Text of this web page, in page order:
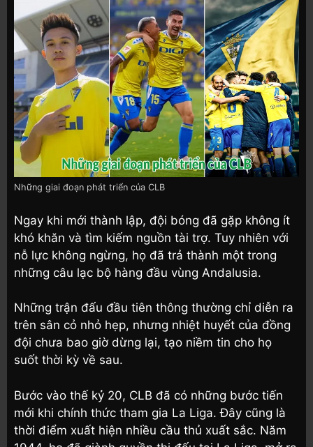
Những giai đoạn phát triển của CLB
Ngay khi mới thành lập, đội bóng đã gặp không ít
khó khăn và tìm kiếm nguồn tài trợ. Tuy nhiên với
nỗ lực không ngừng, họ đã trả thành một trong
những câu lạc bộ hàng đầu vùng Andalusia.
Những trận đấu đầu tiên thông thường chỉ diễn ra
trên sân cỏ nhỏ hẹp, nhưng nhiệt huyết của đồng
đội chưa bao giờ dừng lại, tạo niềm tin cho họ
suốt thời kỳ về sau.
Bước vào thế kỷ 20, CLB đã có những bước tiến
mới khi chính thức tham gia La Liga. Đây cũng là
thời điểm xuất hiện nhiều cầu thủ xuất sắc. Năm